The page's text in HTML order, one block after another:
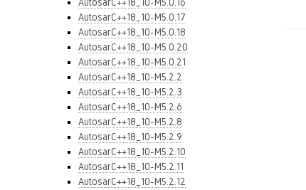
AutosarC++18_10-M5.0.17
AutosarC++18_10-M5.0.18
AutosarC++18_10-M5.0.20
AutosarC++18_10-M5.0.21
AutosarC++18_10-M5.2.2
AutosarC++18_10-M5.2.3
AutosarC++18_10-M5.2.6
AutosarC++18_10-M5.2.8
AutosarC++18_10-M5.2.9
AutosarC++18_10-M5.2.10
AutosarC++18_10-M5.2.11
AutosarC++18_10-M5.2.12